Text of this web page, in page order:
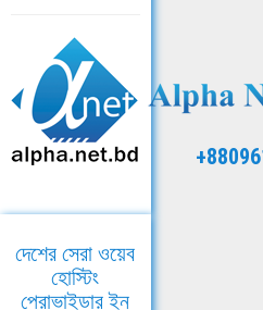
দেশের সেরা ওয়েব
হোস্টিং
প্রোভাইডার ইন